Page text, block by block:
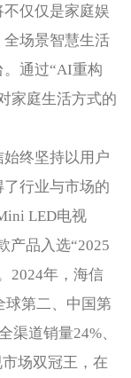
仅仅是家庭娱
场景智慧生活
通过“AI重构
家庭生活方式的
终坚持以用户
行业与市场的
LED电视
产品入选“2025
2024年，海信
球第二、中国第
渠道销量24%、
场双冠王，在